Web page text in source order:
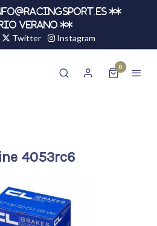
**
VERANO **
Twitter Instagram
0
4053rc6